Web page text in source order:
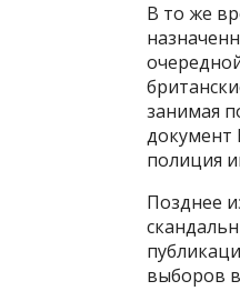
В то же
занимая
документ
полиция
Позднее
выборов